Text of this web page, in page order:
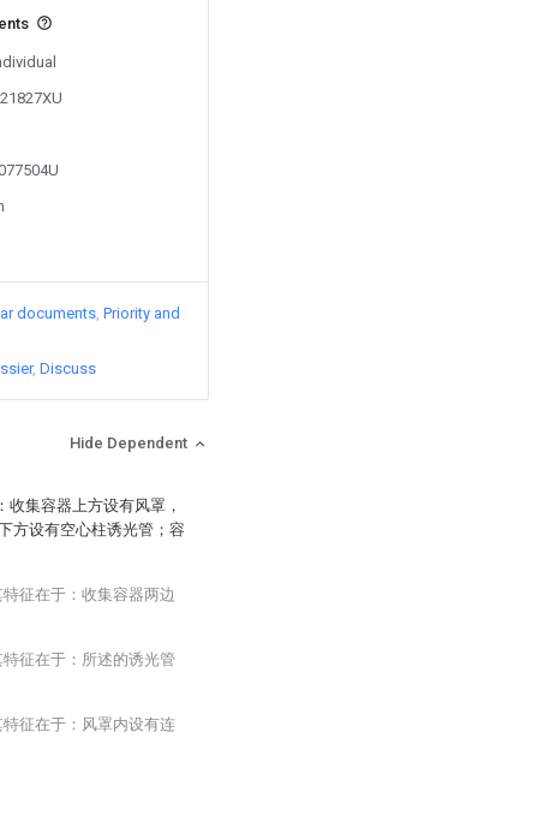
documents Priority and
Discuss
Hide Dependent
集容器上方设有风罩，
方设有空心柱诱光管；容
征在于：收集容器两边
征在于：所述的诱光管
征在于：风罩内设有连